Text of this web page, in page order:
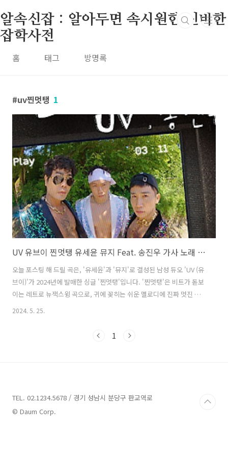
알속신잡 : 알아두면 속시원한 신비한
잡학사전
홈 태그 방명록
uv찐멋탱 1
UV 유브이 찐멋탱 유세윤 뮤지 Feat. 송진우 가사 노래 뮤비 곡정보
오늘 포스팅 해 드릴 곡은, '유세윤'과 '뮤지'로 결성된 남성 듀오 'UV (유
브이)'가 2024년에 발매한 싱글 '찐멋탱'입니다. '찐멋탱'은 비트가 돋보
이는 레트로 뉴잭스윙 곡으로, 귀에 꽂히는 쉬운 멜로디에 진짜 멋진 남
자의 모습을 표현한 재미있는 가사로 누구나 즐길 수 있는 신나는 노래입
우'가 피처링을 맡아 곡의 에너지를 배가시켰습니다. 뮤직비디오에서는
2024. 5. 25.
1
TEL. 02.1234.5678 / 경기 성남시 분당구 판교역로
© Daum Corp.